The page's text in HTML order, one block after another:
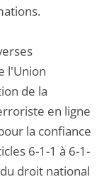
l'Union
de la
en ligne
la confiance
6-1-1 à 6-1-
droit national